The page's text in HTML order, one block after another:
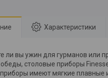
Характеристики
ли вы ужин для гурманов или
столовые приборы
имеют мягкие плавные